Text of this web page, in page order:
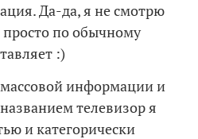
Да-да, я не смотрю
по обычному
:)
массовой информации и
телевизор я
и категорически